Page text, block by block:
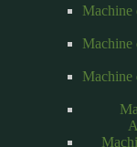
Machine
Machine
Machine